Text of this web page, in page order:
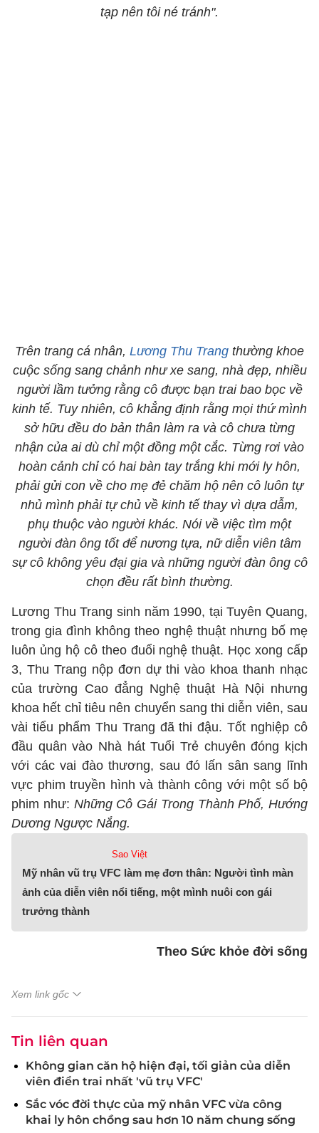
tạp nên tôi né tránh".
Trên trang cá nhân, Lương Thu Trang thường khoe
cuộc sống sang chảnh như xe sang, nhà đẹp, nhiều
người lầm tưởng rằng cô được bạn trai bao bọc về
kinh tế. Tuy nhiên, cô khẳng định rằng mọi thứ mình
sở hữu đều do bản thân làm ra và cô chưa từng
nhận của ai dù chỉ một đồng một cắc. Từng rơi vào
hoàn cảnh chỉ có hai bàn tay trắng khi mới ly hôn,
phải gửi con về cho mẹ đẻ chăm hộ nên cô luôn tự
nhủ mình phải tự chủ về kinh tế thay vì dựa dẫm,
phụ thuộc vào người khác. Nói về việc tìm một
người đàn ông tốt để nương tựa, nữ diễn viên tâm
sự cô không yêu đại gia và những người đàn ông cô
chọn đều rất bình thường.
Lương Thu Trang sinh năm 1990, tại Tuyên Quang,
trong gia đình không theo nghệ thuật nhưng bố mẹ
luôn ủng hộ cô theo đuổi nghệ thuật. Học xong cấp
3, Thu Trang nộp đơn dự thi vào khoa thanh nhạc
của trường Cao đẳng Nghệ thuật Hà Nội nhưng
khoa hết chỉ tiêu nên chuyển sang thi diễn viên, sau
vài tiểu phẩm Thu Trang đã thi đậu. Tốt nghiệp cô
đầu quân vào Nhà hát Tuổi Trẻ chuyên đóng kịch
với các vai đào thương, sau đó lấn sân sang lĩnh
vực phim truyền hình và thành công với một số bộ
phim như: Những Cô Gái Trong Thành Phố, Hướng
Dương Ngược Nắng.
Sao Việt
Mỹ nhân vũ trụ VFC làm mẹ đơn thân: Người tình màn
ảnh của diễn viên nổi tiếng, một mình nuôi con gái
trưởng thành
Theo Sức khỏe đời sống
Xem link gốc
Tin liên quan
Không gian căn hộ hiện đại, tối giản của diễn
viên điển trai nhất 'vũ trụ VFC'
Sắc vóc đời thực của mỹ nhân VFC vừa công
khai ly hôn chồng sau hơn 10 năm chung sống